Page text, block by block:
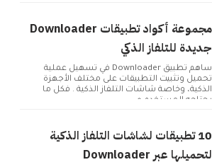
مجموعة أكواد تطبيقات Downloader
جديدة للتلفاز الذكي
ساهم تطبيق Downloader في تسهيل عملية
تحميل وتثبيت التطبيقات على مختلف الأجهزة
الذكية، وخاصة شاشات التلفاز الذكية . فكل ما
يحتاجه المستخدم ه...
10 تطبيقات لشاشات التلفاز الذكية
لتحميلها عبر Downloader